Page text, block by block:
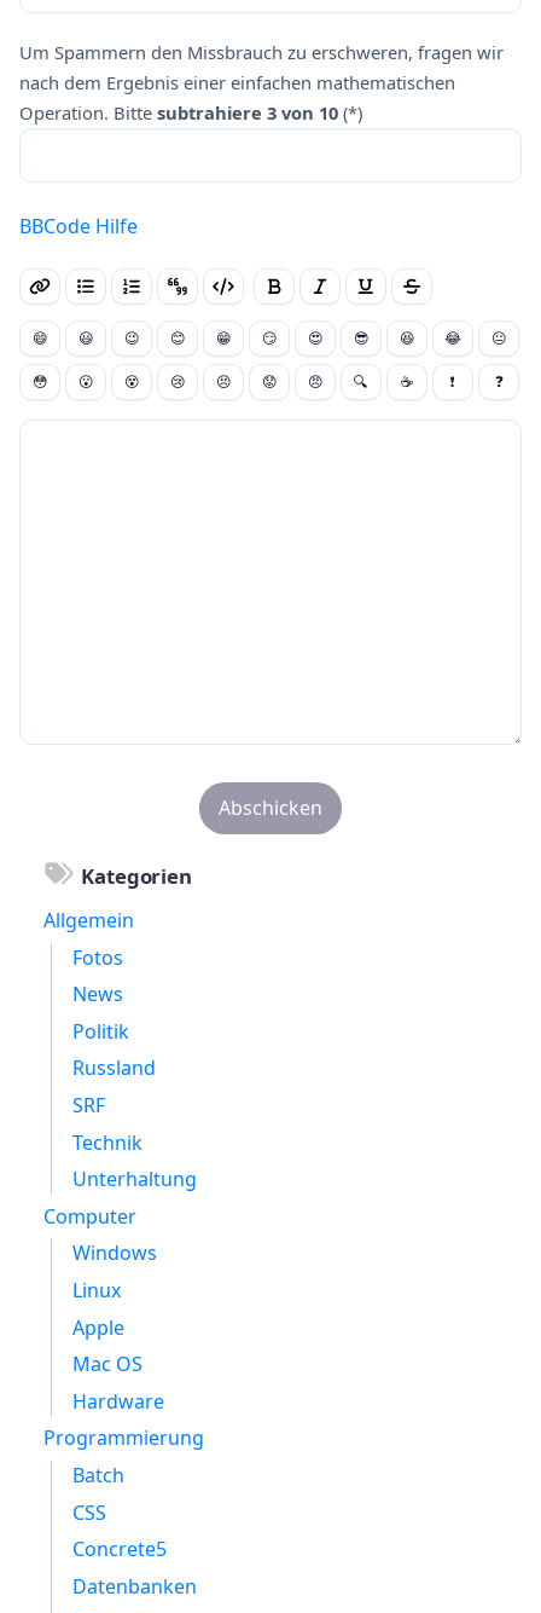
Um Spammern den Missbrauch zu erschweren, fragen wir
nach dem Ergebnis einer einfachen mathematischen
Operation. Bitte subtrahiere 3 von 10 (*)
BBCode Hilfe
😄 😃 😉 😊 😁 😏 😍 😎 😆 😂 😐
😳 😮 😵 😢 😣 😟 😠 🔍 ☕ ❗ ❓
Kategorien
Allgemein
Fotos
News
Politik
Russland
SRF
Technik
Unterhaltung
Computer
Windows
Linux
Apple
Mac OS
Hardware
Programmierung
Batch
CSS
Concrete5
Datenbanken